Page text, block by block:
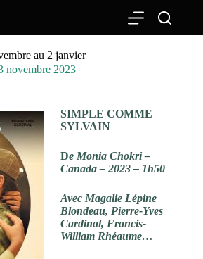
au 2 janvier
novembre 2023
SIMPLE COMME
SYLVAIN
De Monia Chokri –
Canada – 2023 – 1h50
Avec Magalie Lépine
Blondeau, Pierre-Yves
Cardinal, Francis-
William Rhéaume…